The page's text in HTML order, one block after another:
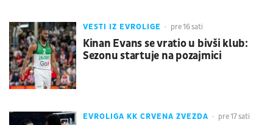
VESTI IZ EVROLIGE pre 16 sati
Kinan Evans se vratio u bivši klub:
Sezonu startuje na pozajmici
EVROLIGA KK CRVENA ZVEZDA pre 17 sati